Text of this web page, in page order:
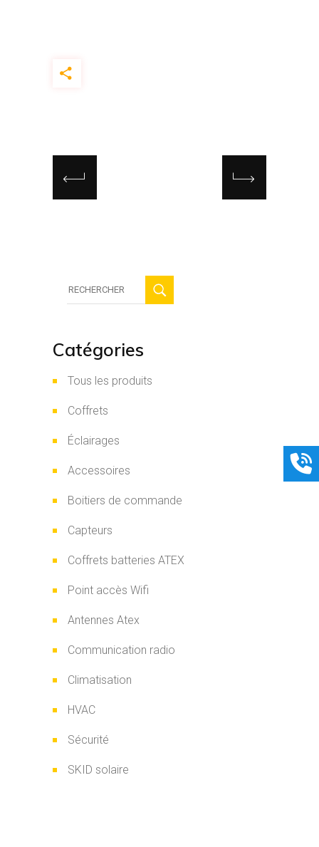
Catégories
Tous les produits
Coffrets
Éclairages
Accessoires
Boitiers de commande
Capteurs
Coffrets batteries ATEX
Point accès Wifi
Antennes Atex
Communication radio
Climatisation
HVAC
Sécurité
SKID solaire